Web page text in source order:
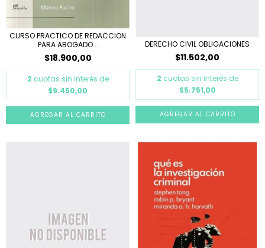
CURSO PRACTICO DE REDACCION
PARA ABOGADO...
$18.900,00
2 cuotas sin interés de
$9.450,00
DERECHO CIVIL OBLIGACIONES
$11.502,00
2 cuotas sin interés de
$5.751,00